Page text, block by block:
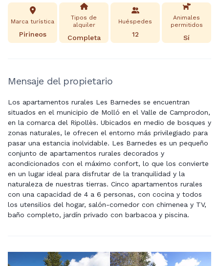
Marca turística
Pirineos
Tipos de
alquiler
Completa
Huéspedes
12
Animales
permitidos
Sí
Mensaje del propietario
Los apartamentos rurales Les Barnedes se encuentran
situados en el municipio de Molló en el Valle de Camprodon,
en la comarca del Ripollès. Ubicados en medio de bosques y
zonas naturales, le ofrecen el entorno más privilegiado para
pasar una estancia inolvidable. Les Barnedes es un pequeño
conjunto de apartamentos rurales decorados y
acondicionados con el máximo confort, lo que los convierte
en un lugar ideal para disfrutar de la tranquilidad y la
naturaleza de nuestras tierras. Cinco apartamentos rurales
con una capacidad de 4 a 6 personas, con cocina y todos
los utensilios del hogar, salón-comedor con chimenea y TV,
baño completo, jardín privado con barbacoa y piscina.